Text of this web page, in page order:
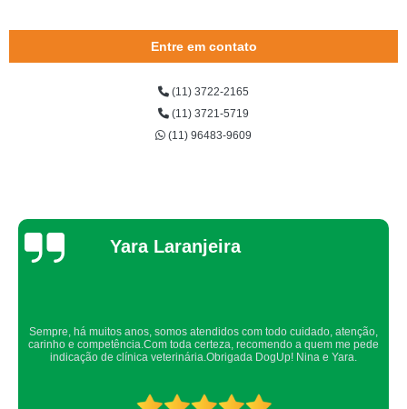
Entre em contato
(11) 3722-2165
(11) 3721-5719
(11) 96483-9609
Thaynah Souza
Confio de olhos fechados os meus cachorros nos atendimentos da dog up,
os veterinários sempre são atenciosos e verificam todos os detalhes
possíveis.